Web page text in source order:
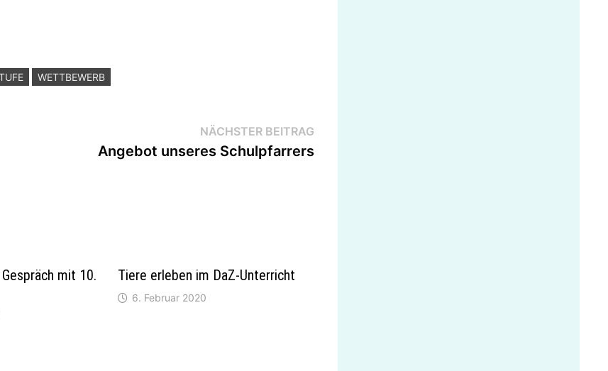
WETTBEWERB
NÄCHSTER BEITRAGNächster
Beitrag:
Angebot unseres Schulpfarrers
mit 10.
Tiere erleben im DaZ-Unterricht
6. Februar 2020